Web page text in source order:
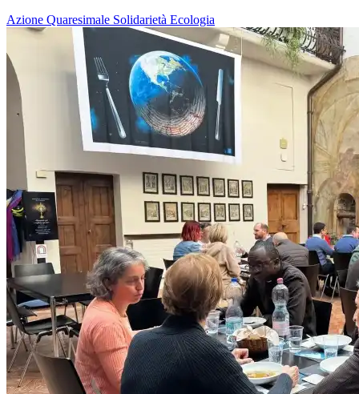
Azione Quaresimale Solidarietà Ecologia